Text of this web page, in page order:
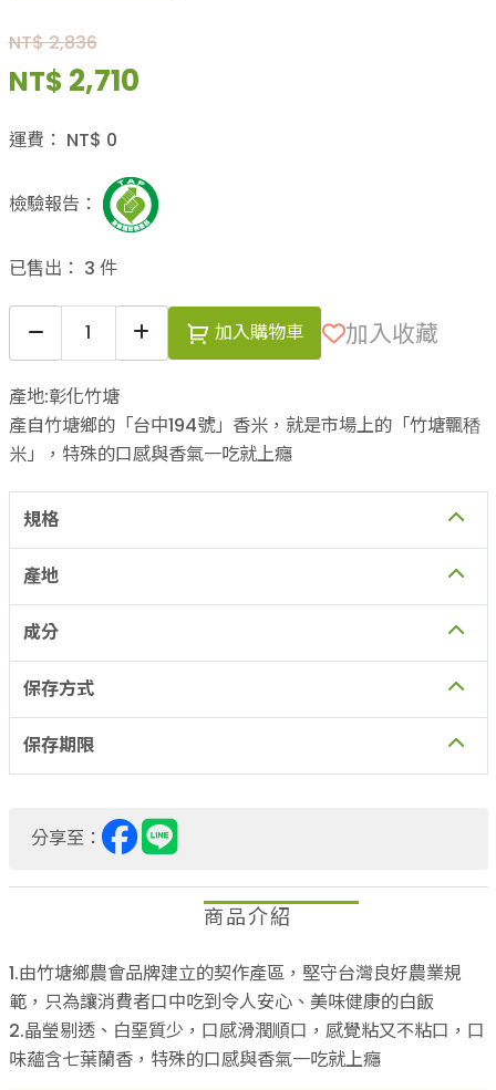
NT$ 2,836
NT$ 2,710
運費： NT$ 0
檢驗報告：
已售出： 3 件
加入購物車 加入收藏
產地:彰化竹塘
產自竹塘鄉的「台中194號」香米，就是市場上的「竹塘飄䅨
米」，特殊的口感與香氣一吃就上癮
規格
產地
成分
保存方式
保存期限
分享至：
商品介紹
1.由竹塘鄉農會品牌建立的契作產區，堅守台灣良好農業規
範，只為讓消費者口中吃到令人安心、美味健康的白飯
2.晶瑩剔透、白堊質少，口感滑潤順口，感覺粘又不粘口，口
味蘊含七葉蘭香，特殊的口感與香氣一吃就上癮